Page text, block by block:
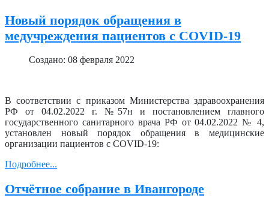
Новый порядок обращения в
медучреждения пациентов с COVID-19
Создано: 08 февраля 2022
В соответствии с приказом Министерства здравоохранения
РФ от 04.02.2022 г. №57н и постановлением главного
государственного санитарного врача РФ от 04.02.2022 № 4,
установлен новый порядок обращения в медицинские
организации пациентов с COVID-19:
Подробнее...
Отчётное собрание в Ивангороде